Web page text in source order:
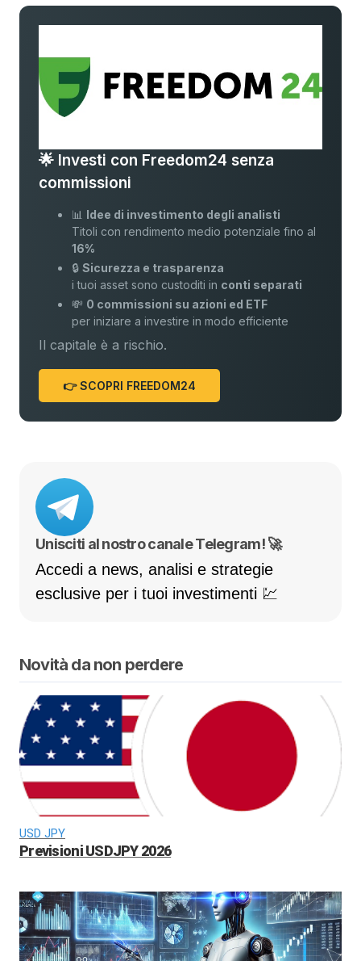
🌟 Investi con Freedom24 senza
commissioni
📊 Idee di investimento degli analisti
Titoli con rendimento medio potenziale fino al
16%
🔒Sicurezza e trasparenza
i tuoi asset sono custoditi in conti separati
💸 0 commissioni su azioni ed ETF
per iniziare a investire in modo efficiente
Il capitale è a rischio.
👉 SCOPRI FREEDOM24
Unisciti al nostro canale Telegram! 🚀
Accedi a news, analisi e strategie
esclusive per i tuoi investimenti 💹
Novità da non perdere
USD JPY
Previsioni USDJPY 2026